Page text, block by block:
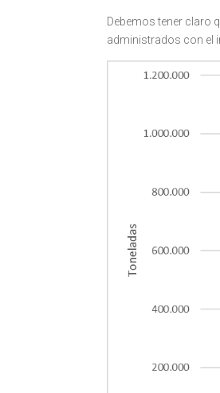
Debemos tener claro
administrados con el